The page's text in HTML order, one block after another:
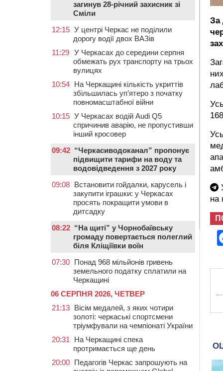
За
на
загинув 28-річний захисник зі
Сміли
12:15 У центрі Черкас не поділили
дорогу водії двох ВАЗів
11:29 У Черкасах до середини серпня
обмежать рух транспорту на трьох
вулицях
10:54 На Черкащині кількість укриттів
збільшилась уп’ятеро з початку
повномасштабної війни
10:15 У Черкасах водій Audi Q5
спричинив аварію, не пропустивши
інший кросовер
09:42 “Черкасиводоканал” пропонує
підвищити тарифи на воду та
водовідведення з 2027 року
09:08 Встановити гойдалки, карусель і
закупити іграшки: у Черкасах
просять покращити умови в
дитсадку
08:22 “На щиті” у Чорнобаївську
громаду повертається полеглий
біля Кліщіївки воїн
07:30 Понад 968 мільйонів гривень
земельного податку сплатили на
Черкащині
06 СЕРПНЯ 2026, ЧЕТВЕР
21:13 Вісім медалей, з яких чотири
золоті: черкаські спортсмени
тріумфували на чемпіонаті України
20:31
На Черкащині спека
протримається ще день
20:00 Педагогів Черкас запрошують на